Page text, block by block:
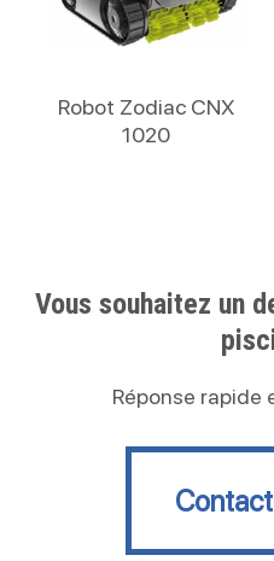
Robot Zodiac CNX
1020
Vous souhaitez un
Réponse rapide
Contactez nous